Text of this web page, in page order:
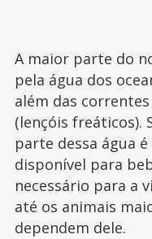
A maior parte do
pela água dos
além das
(lençóis freáticos).
parte dessa água
disponível para
necessário para a
até os animais
dependem dele.